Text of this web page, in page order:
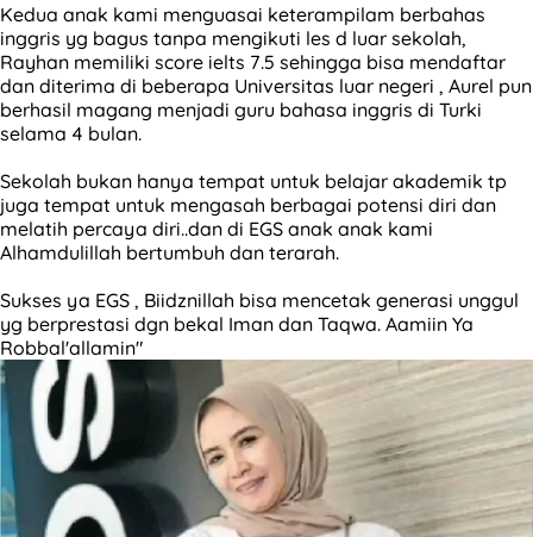
Kedua anak kami menguasai keterampilam berbahas
inggris yg bagus tanpa mengikuti les d luar sekolah,
Rayhan memiliki score ielts 7.5 sehingga bisa mendaftar
dan diterima di beberapa Universitas luar negeri , Aurel pun
berhasil magang menjadi guru bahasa inggris di Turki
selama 4 bulan.
Sekolah bukan hanya tempat untuk belajar akademik tp
juga tempat untuk mengasah berbagai potensi diri dan
melatih percaya diri..dan di EGS anak anak kami
Alhamdulillah bertumbuh dan terarah.
Sukses ya EGS , Biidznillah bisa mencetak generasi unggul
yg berprestasi dgn bekal Iman dan Taqwa. Aamiin Ya
Robbal'allamin"